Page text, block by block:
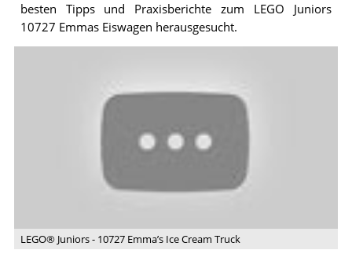
besten Tipps und Praxisberichte zum LEGO Juniors
10727 Emmas Eiswagen herausgesucht.
LEGO® Juniors - 10727 Emma’s Ice Cream Truck